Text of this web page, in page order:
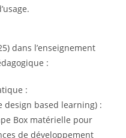
dans l’enseignement
:
:
design based learning) :
Box matérielle pour
de développement